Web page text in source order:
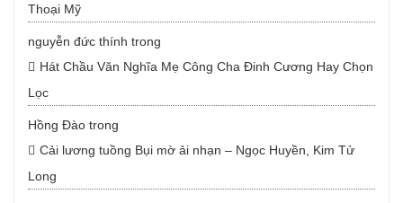
Thoại Mỹ
nguyễn đức thính trong
Hát Chầu Văn Nghĩa Mẹ Công Cha Đinh Cương Hay Chọn
Lọc
Hồng Đào trong
Cải lương tuồng Bụi mờ ải nhạn – Ngọc Huyền, Kim Tử
Long